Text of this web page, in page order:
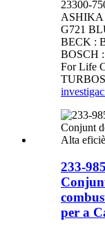
23300-
ASHIKA
G721
BECK :
BOSCH
For Life
233-
per a